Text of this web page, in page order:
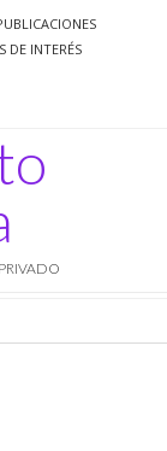
DE INTERÉS